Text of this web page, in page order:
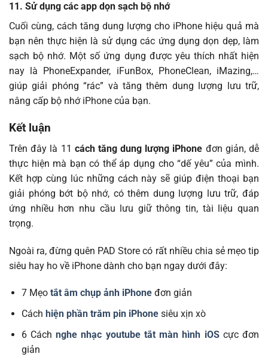
11. Sử dụng các app dọn sạch bộ nhớ
Cuối cùng, cách tăng dung lượng cho iPhone hiệu quả mà
bạn nên thực hiện là sử dụng các ứng dụng dọn dẹp, làm
sạch bộ nhớ. Một số ứng dụng được yêu thích nhất hiện
nay là PhoneExpander, iFunBox, PhoneClean, iMazing,…
giúp giải phóng “rác” và tăng thêm dung lượng lưu trữ,
nâng cấp bộ nhớ iPhone của bạn.
Kết luận
Trên đây là 11 cách tăng dung lượng iPhone đơn giản, dễ
thực hiện mà bạn có thể áp dụng cho “dế yêu” của mình.
Kết hợp cùng lúc những cách này sẽ giúp điện thoại bạn
giải phóng bớt bộ nhớ, có thêm dung lượng lưu trữ, đáp
ứng nhiều hơn nhu cầu lưu giữ thông tin, tài liệu quan
trọng.
Ngoài ra, đừng quên PAD Store có rất nhiều chia sẻ mẹo tip
siêu hay ho về iPhone dành cho bạn ngay dưới đây:
7 Mẹo tắt âm chụp ảnh iPhoneđơn giản
Cách hiện phần trăm pin iPhonesiêu xịn xò
6 Cáchnghe nhạc youtube tắt màn hình iOScực đơn
giản